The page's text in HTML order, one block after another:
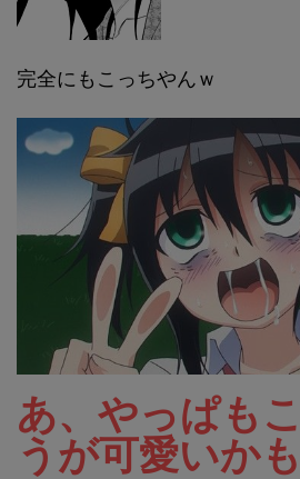
完全にもこっちやんｗ
あ、やっぱも
うが可愛いか